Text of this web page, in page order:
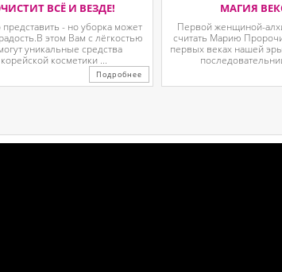
ВСЁ И ВЕЗДЕ!
- но уборка может
этом Вам с лёгкостью
уникальные средства
корейской косметики ...
Подробнее
МАГИЯ
Первой женщиной-
считать Марию
первых веках нашей